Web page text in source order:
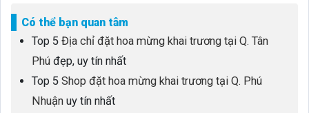
Có thể bạn quan tâm
Top 5 Địa chỉ đặt hoa mừng khai trương tại Q. Tân
Phú đẹp, uy tín nhất
Top 5 Shop đặt hoa mừng khai trương tại Q. Phú
Nhuận uy tín nhất